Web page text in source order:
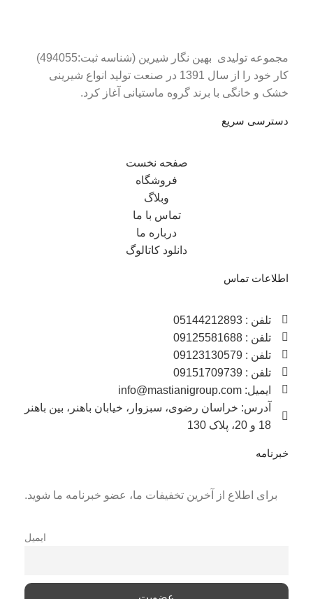
مجموعه تولیدی بهین نگار شیرین (شناسه ثبت:494055)
کار خود را از سال 1391 در صنعت تولید انواع شیرینی
خشک و خانگی با برند گروه ماستیانی آغاز کرد.
دسترسی سریع
صفحه نخست
فروشگاه
وبلاگ
تماس با ما
درباره ما
دانلود کاتالوگ
اطلاعات تماس
تلفن : 05144212893
تلفن : 09125581688
تلفن : 09123130579
تلفن : 09151709739
ایمیل: info@mastianigroup.com
آدرس: خراسان رضوی، سبزوار، خیابان باهنر، بین باهنر
18 و 20، پلاک 130
خبرنامه
برای اطلاع از آخرین تخفیفات ما، عضو خبرنامه ما شوید.
ایمیل